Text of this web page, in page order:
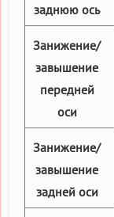
заднюю ось
Занижение/
завышение
передней
оси
Занижение/
завышение
задней оси